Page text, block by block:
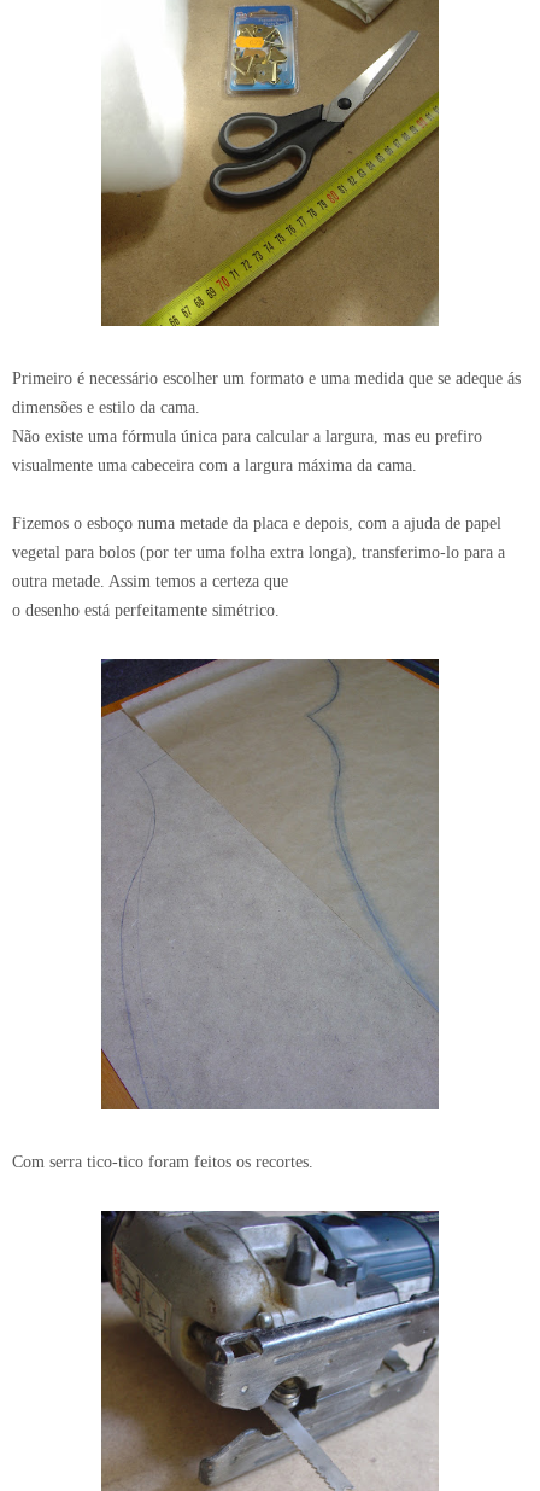
Primeiro é necessário escolher um formato e uma medida que se adeque ás
dimensões e estilo da cama.
Não existe uma fórmula única para calcular a largura, mas eu prefiro
visualmente uma cabeceira com a largura máxima da cama.
Fizemos o esboço numa metade da placa e depois, com a ajuda de papel
vegetal para bolos (por ter uma folha extra longa), transferimo-lo para a
outra metade. Assim temos a certeza que
o desenho está perfeitamente simétrico.
Com serra tico-tico foram feitos os recortes.